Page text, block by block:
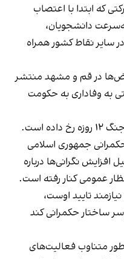
که ابتدا با اعتصاب
دانشجویان،
سایر نقاط کشور همراه
در قم و مشهد منتشر
به وفاداری به حکومت
اعتراض‌های اخیر شش ماه پس از جنگ ۱۲ روزه رخ داده است.
جمهوری اسلامی
افزایش نگرانی‌ها درباره
عمومی کنار رفته است.
تایید اوست،
ساختار حکمرانی کند
متناوب فعالیت‌های